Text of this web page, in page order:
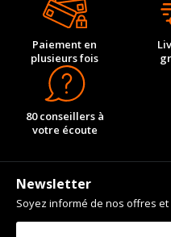
Paiement en
plusieurs fois
80 conseillers à
votre écoute
Newsletter
Soyez informé de nos offres